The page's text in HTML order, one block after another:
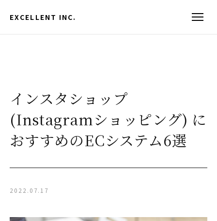
EXCELLENT INC.
インスタショップ
(Instagramショッピング) に
おすすめのECシステム6選
2022.07.17